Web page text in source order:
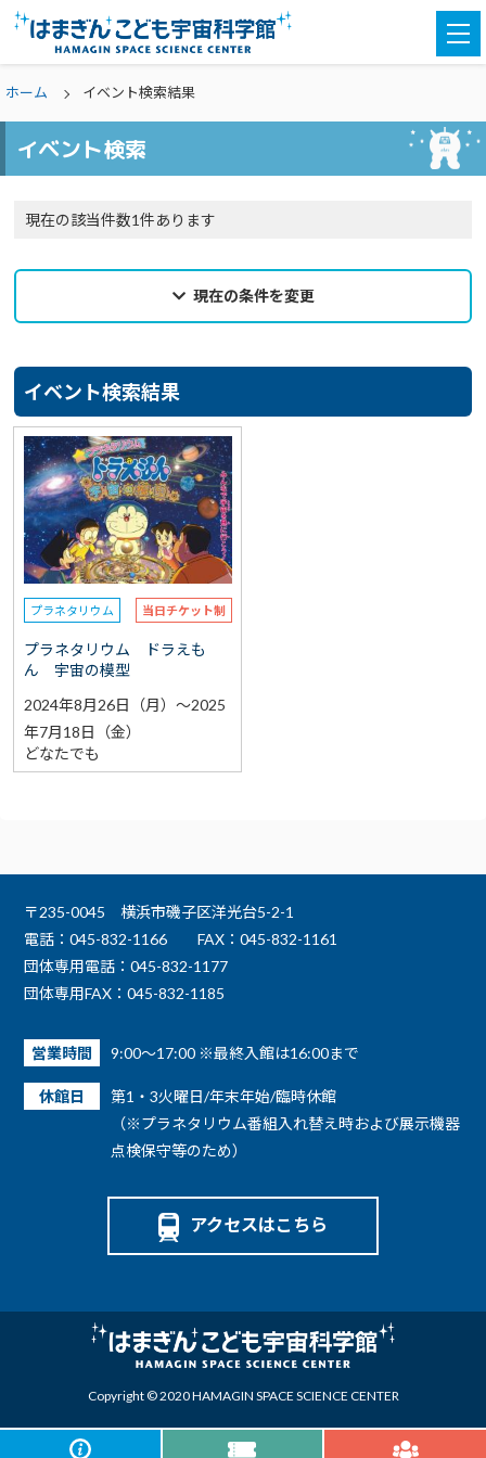
ホーム イベント検索結果
イベント検索
現在の該当件数1件あります
現在の条件を変更
カテゴリ
親子参加 選択なし
対象学年 どなたでも
予約 選択なし
参加費（入館料別途） 選択なし
イベント検索結果
プラネタリウム 当日チケット制
プラネタリウム ドラえも
ん 宇宙の模型
2024年8月26日（月）～2025
年7月18日（金）
どなたでも
〒235-0045 横浜市磯子区洋光台5-2-1
電話：045-832-1166
FAX：045-832-1161
団体専用電話：045-832-1177
団体専用FAX：045-832-1185
営業時間 9:00～17:00 ※最終入館は16:00まで
休館日
第1・3火曜日/年末年始/臨時休館
（※プラネタリウム番組入れ替え時および展示機器
点検保守等のため）
アクセスはこちら
Copyright © 2020 HAMAGIN SPACE SCIENCE CENTER